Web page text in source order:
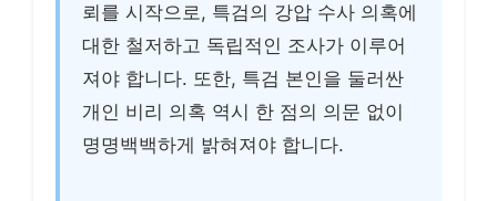
뢰를 시작으로, 특검의 강압 수사 의혹에
대한 철저하고 독립적인 조사가 이루어
져야 합니다. 또한, 특검 본인을 둘러싼
개인 비리 의혹 역시 한 점의 의문 없이
명명백백하게 밝혀져야 합니다.